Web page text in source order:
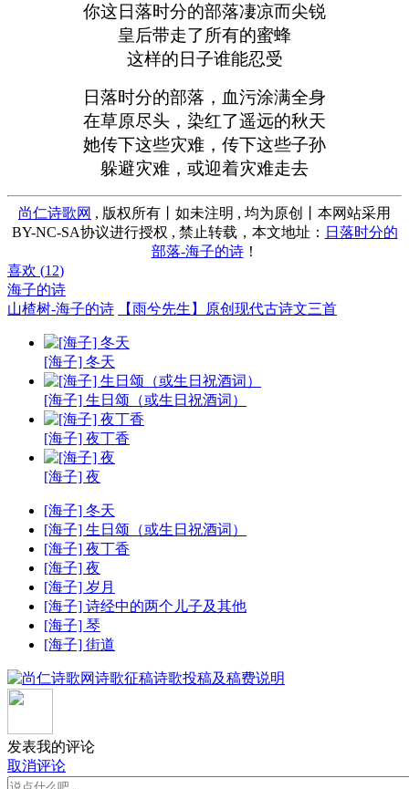
你这日落时分的部落凄凉而尖锐
皇后带走了所有的蜜蜂
这样的日子谁能忍受
日落时分的部落，血污涂满全身
在草原尽头，染红了遥远的秋天
她传下这些灾难，传下这些子孙
躲避灾难，或迎着灾难走去
尚仁诗歌网 , 版权所有丨如未注明 , 均为原创丨本网站采用
BY-NC-SA协议进行授权 , 禁止转载，本文地址： 日落时分的
部落-海子的诗！
喜欢 (12)
海子的诗
山楂树-海子的诗
【雨兮先生】原创现代古诗文三首
[海子] 冬天
[海子] 生日颂（或生日祝酒词）
[海子] 夜丁香
[海子] 夜
[海子] 冬天
[海子] 生日颂（或生日祝酒词）
[海子] 夜丁香
[海子] 夜
[海子] 岁月
[海子] 诗经中的两个儿子及其他
[海子] 琴
[海子] 街道
发表我的评论
取消评论